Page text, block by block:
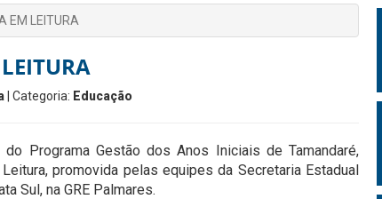
EM LEITURA
| Categoria: Educação
Programa Gestão dos Anos Iniciais de Tamandaré,
promovida pelas equipes da Secretaria Estadual
Sul, na GRE Palmares.